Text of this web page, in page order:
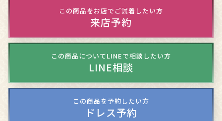
この商品をお店でご試着したい方
来店予約
この商品についてLINEで相談したい方
LINE相談
この商品を予約したい方
ドレス予約